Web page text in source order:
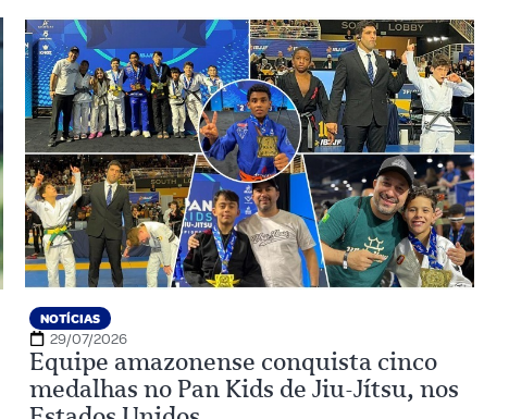
NOTÍCIAS
29/07/2026
Equipe amazonense conquista cinco
medalhas no Pan Kids de Jiu-Jítsu, nos